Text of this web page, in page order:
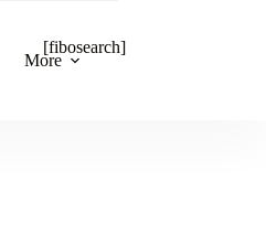
More
[fibosearch]